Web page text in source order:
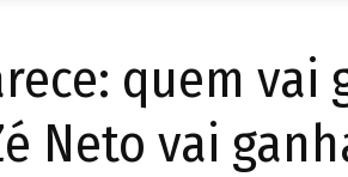
de
quem vai
Neto vai